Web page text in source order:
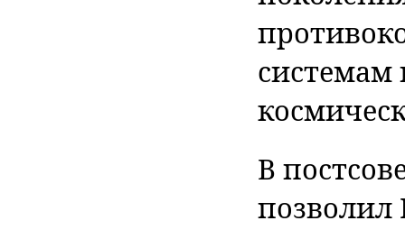
системам
В
позволил